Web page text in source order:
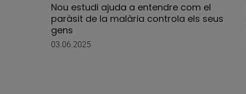
Nou estudi ajuda a entendre com el
paràsit de la malària controla els seus
gens
03.06.2025